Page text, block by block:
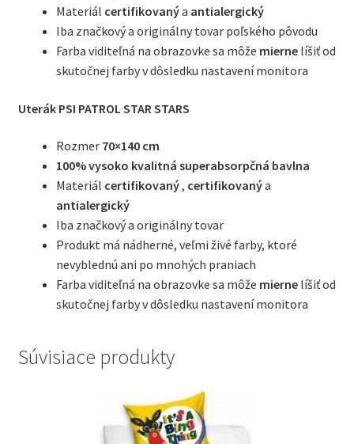
Materiál certifikovanýa antialergický
Iba značkový a originálny tovar poľského pôvodu
Farba viditeľná na obrazovke sa môže miernelíšiť od
skutočnej farby v dôsledku nastavení monitora
Uterák PSI PATROL STAR STARS
Rozmer 70×140 cm
100% vysoko kvalitná superabsorpčná bavlna
Materiál certifikovaný, certifikovanýa
antialergický
Iba značkový a originálny tovar
Produkt má nádherné, veľmi živé farby, ktoré
nevyblednú ani po mnohých praniach
Farba viditeľná na obrazovke sa môže miernelíšiť od
skutočnej farby v dôsledku nastavení monitora
Súvisiace produkty